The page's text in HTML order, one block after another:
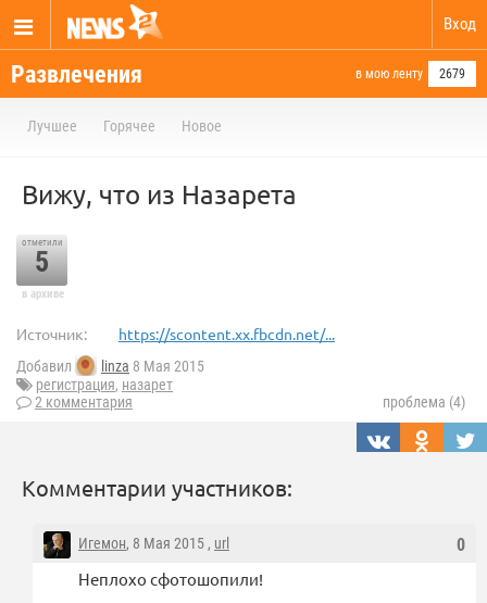
Вход
Развлечения в мою ленту 2679
Лучшее Горячее Новое
Вижу, что из Назарета
отметили
5
в архиве
Источник: https://scontent.xx.fbcdn.net/...
Добавил linza 8 Мая 2015
регистрация, назарет
2 комментария
проблема (4)
Комментарии участников:
0
Игемон, 8 Мая 2015 , url
Неплохо сфотошопили!